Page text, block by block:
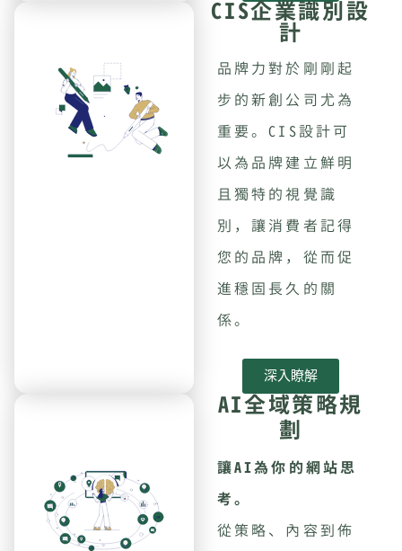
CIS企業識別設
計
品牌力對於剛剛起
步的新創公司尤為
重要。CIS設計可
以為品牌建立鮮明
且獨特的視覺識
別，讓消費者記得
您的品牌，從而促
進穩固長久的關
係。
深入瞭解
AI全域策略規
劃
讓AI為你的網站思
考。
從策略、內容到佈